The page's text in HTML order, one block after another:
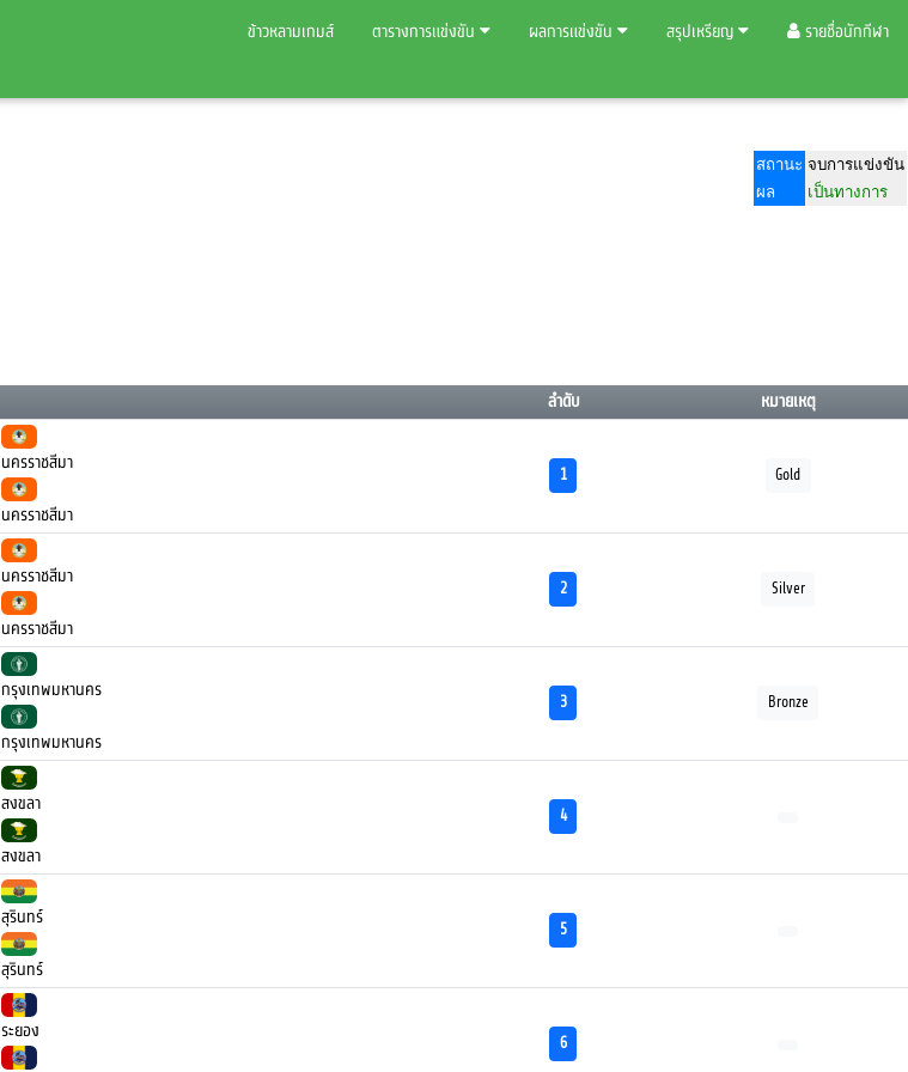
ข้าวหลามเกมส์ ตารางการแข่งขัน ผลการแข่งขัน สรุปเหรียญ รายชื่อนักกีฬา
สถานะ จบการแข่งขัน
ผล
เป็นทางการ
ลำดับ หมายเหตุ
นครราชสีมา
นครราชสีมา
1 Gold
นครราชสีมา
นครราชสีมา
2 Silver
กรุงเทพมหานคร
กรุงเทพมหานคร
3 Bronze
สงขลา
สงขลา
4
สุรินทร์
สุรินทร์
5
ระยอง
6